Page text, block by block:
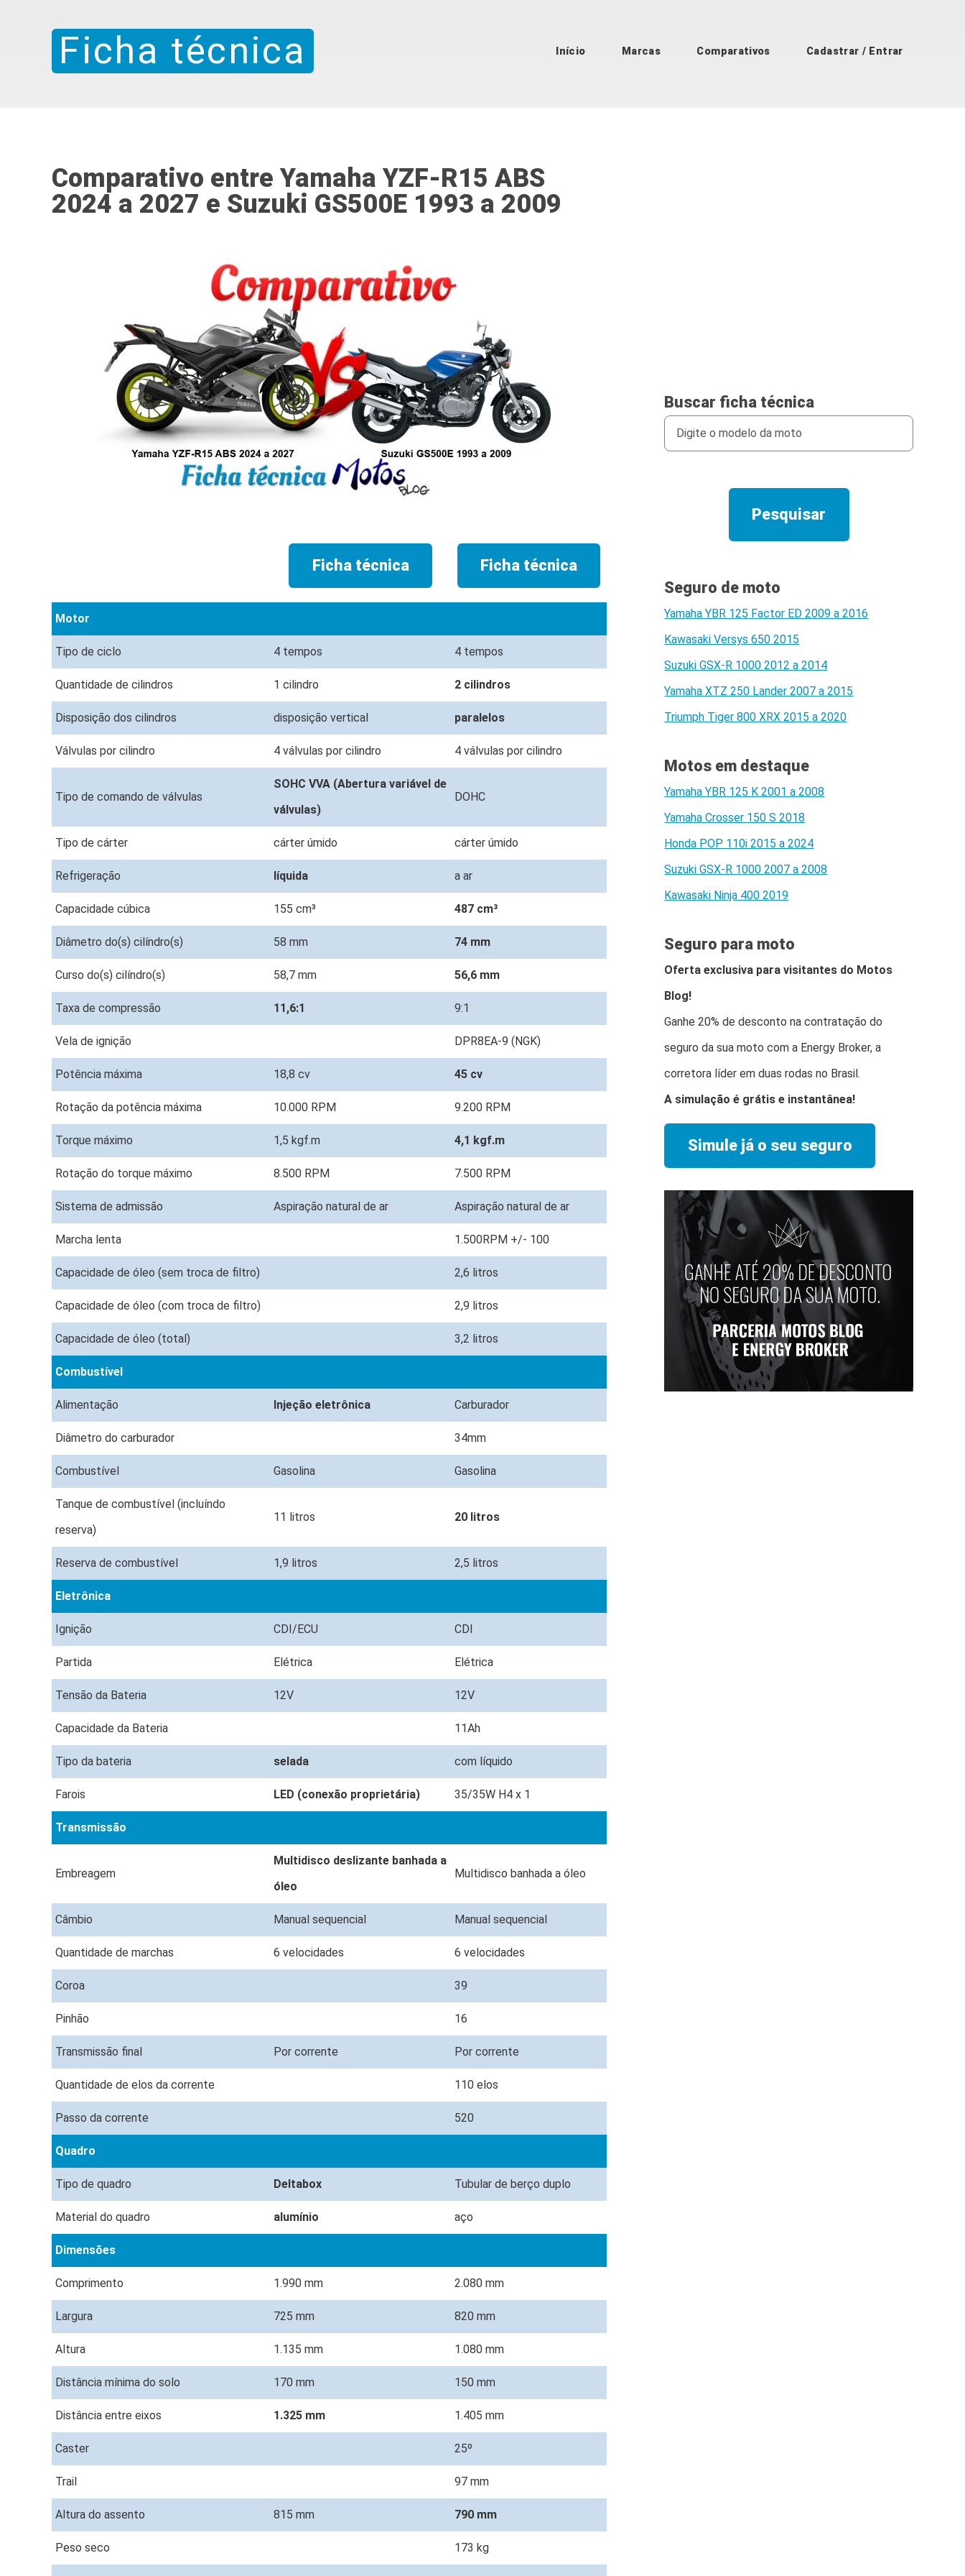
Ficha técnica Início Marcas Comparativos Cadastrar / Entrar
Comparativo entre Yamaha YZF-R15 ABS
2024 a 2027 e Suzuki GS500E 1993 a 2009
Ficha técnica Ficha técnica
Motor
Tipo de ciclo 4 tempos 4 tempos
Quantidade de cilindros 1 cilindro 2 cilindros
Disposição dos cilindros disposição vertical paralelos
Válvulas por cilindro 4 válvulas por cilindro 4 válvulas por cilindro
Tipo de comando de válvulas
SOHC VVA (Abertura variável de
válvulas)
DOHC
Tipo de cárter cárter úmido cárter úmido
Refrigeração líquida a ar
Capacidade cúbica 155 cm³ 487 cm³
Diâmetro do(s) cilíndro(s) 58 mm 74 mm
Curso do(s) cilíndro(s) 58,7 mm 56,6 mm
Taxa de compressão 11,6:1 9:1
Vela de ignição DPR8EA-9 (NGK)
Potência máxima 18,8 cv 45 cv
Rotação da potência máxima 10.000 RPM 9.200 RPM
Torque máximo 1,5 kgf.m 4,1 kgf.m
Rotação do torque máximo 8.500 RPM 7.500 RPM
Sistema de admissão Aspiração natural de ar Aspiração natural de ar
Marcha lenta 1.500RPM +/- 100
Capacidade de óleo (sem troca de filtro) 2,6 litros
Capacidade de óleo (com troca de filtro) 2,9 litros
Capacidade de óleo (total) 3,2 litros
Combustível
Alimentação Injeção eletrônica Carburador
Diâmetro do carburador 34mm
Combustível Gasolina Gasolina
Tanque de combustível (incluíndo
reserva)
11 litros 20 litros
Reserva de combustível 1,9 litros 2,5 litros
Eletrônica
Ignição CDI/ECU CDI
Partida Elétrica Elétrica
Tensão da Bateria 12V 12V
Capacidade da Bateria 11Ah
Tipo da bateria selada com líquido
Farois LED (conexão proprietária) 35/35W H4 x 1
Transmissão
Embreagem
Multidisco deslizante banhada a
óleo
Multidisco banhada a óleo
Câmbio Manual sequencial Manual sequencial
Quantidade de marchas 6 velocidades 6 velocidades
Coroa 39
Pinhão 16
Transmissão final Por corrente Por corrente
Quantidade de elos da corrente 110 elos
Passo da corrente 520
Quadro
Tipo de quadro Deltabox Tubular de berço duplo
Material do quadro alumínio aço
Dimensões
Comprimento 1.990 mm 2.080 mm
Largura 725 mm 820 mm
Altura 1.135 mm 1.080 mm
Distância mínima do solo 170 mm 150 mm
Distância entre eixos 1.325 mm 1.405 mm
Caster 25º
Trail 97 mm
Altura do assento 815 mm 790 mm
Peso seco 173 kg
Buscar ficha técnica
Seguro de moto
Yamaha YBR 125 Factor ED 2009 a 2016
Kawasaki Versys 650 2015
Suzuki GSX-R 1000 2012 a 2014
Yamaha XTZ 250 Lander 2007 a 2015
Triumph Tiger 800 XRX 2015 a 2020
Motos em destaque
Yamaha YBR 125 K 2001 a 2008
Yamaha Crosser 150 S 2018
Honda POP 110i 2015 a 2024
Suzuki GSX-R 1000 2007 a 2008
Kawasaki Ninja 400 2019
Seguro para moto
Oferta exclusiva para visitantes do Motos
Blog!
Ganhe 20% de desconto na contratação do
seguro da sua moto com a Energy Broker, a
corretora líder em duas rodas no Brasil.
A simulação é grátis e instantânea!
Simule já o seu seguro